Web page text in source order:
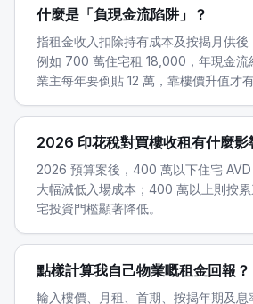
什麼是「負現金流陷阱」？
指租金收入扣除持有成本及按揭月供後
例如 700 萬住宅租 18,000，年現金流
業主每年要倒貼 12 萬，靠樓價升值才有
2026 印花稅對買樓收租有什麼影
2026 預算案後，400 萬以下住宅 AVD
大幅減低入場成本；400 萬以上則按
宅投資門檻顯著降低。
點樣計算我自己物業嘅租金回報？
輸入樓價、月租、首期、按揭年期及息